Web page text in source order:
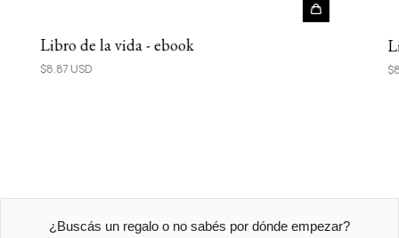
Libro de la vida - ebook
$8.87 USD
¿Buscás un regalo o no sabés por dónde empezar?